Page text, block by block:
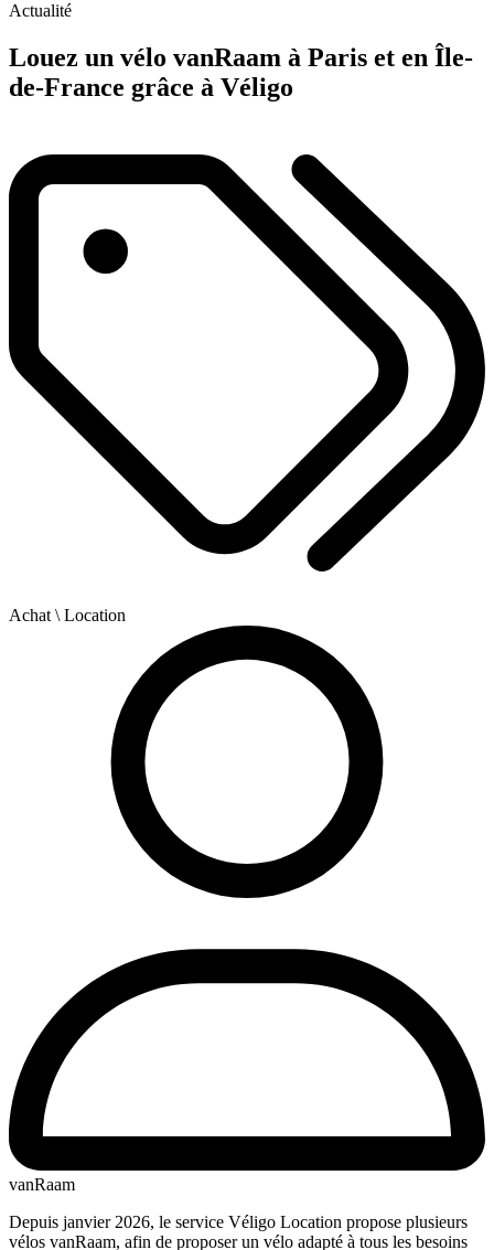
Actualité
Louez un vélo vanRaam à Paris et en Île-
de-France grâce à Véligo
Achat \ Location
vanRaam
Depuis janvier 2026, le service Véligo Location propose plusieurs
vélos vanRaam, afin de proposer un vélo adapté à tous les besoins